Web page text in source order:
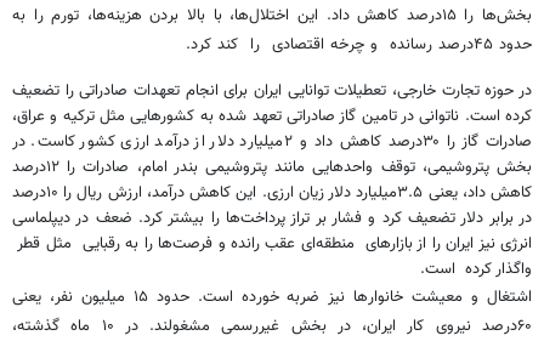
بخش‌ها را ۱۵درصد کاهش داد. این اختلال‌ها، با بالا بردن هزینه‌ها، تورم را به
حدود ۴۵درصد رسانده و چرخه اقتصادی را کند کرد.
در حوزه تجارت خارجی، تعطیلات توانایی ایران برای انجام تعهدات صادراتی را تضعیف
کرده است. ناتوانی در تامین گاز صادراتی تعهد شده به کشورهایی مثل ترکیه و عراق،
صادرات گاز را ۳۰درصد کاهش داد و ۲میلیارد دلار از درآمد ارزی کشور کاست. در
بخش پتروشیمی، توقف واحدهایی مانند پتروشیمی بندر امام، صادرات را ۱۲درصد
کاهش داد، یعنی ۳.۵میلیارد دلار زیان ارزی. این کاهش درآمد، ارزش ریال را ۱۰درصد
در برابر دلار تضعیف کرد و فشار بر تراز پرداخت‌ها را بیشتر کرد. ضعف در دیپلماسی
انرژی نیز ایران را از بازارهای منطقه‌ای عقب رانده و فرصت‌ها را به رقبایی مثل قطر
واگذار کرده است.
اشتغال و معیشت خانوارها نیز ضربه خورده است. حدود ۱۵ میلیون نفر، یعنی
۶۰درصد نیروی کار ایران، در بخش غیررسمی مشغولند. در ۱۰ ماه گذشته،